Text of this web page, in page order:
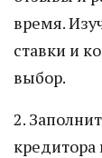
время.
ставки и
выбор.
2.
кредитора